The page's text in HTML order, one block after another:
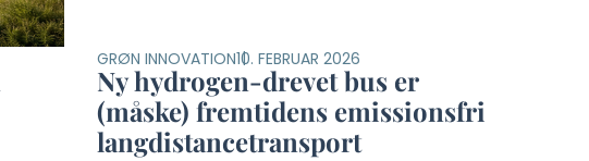
GRØN INNOVATION10. FEBRUAR 2026
Ny hydrogen-drevet bus er
(måske) fremtidens emissionsfri
langdistancetransport